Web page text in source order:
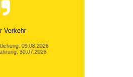
Verkehr
09.08.2026
30.07.2026